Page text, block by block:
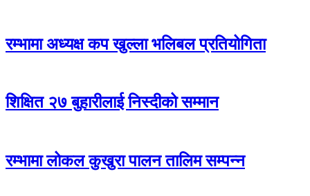
रम्भामा अध्यक्ष कप खुल्ला भलिबल प्रतियोगिता
शिक्षित २७ बुहारीलाई निस्दीको सम्मान
रम्भामा लोकल कुखुरा पालन तालिम सम्पन्न